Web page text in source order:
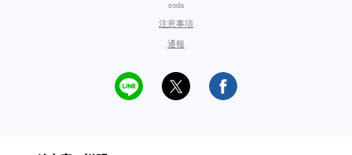
soda
注意事項
通報